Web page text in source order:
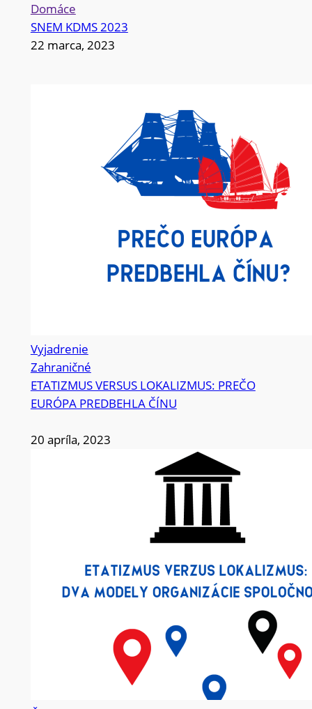
Domáce
SNEM KDMS 2023
22 marca, 2023
Vyjadrenie
Zahraničné
ETATIZMUS VERSUS LOKALIZMUS: PREČO
EURÓPA PREDBEHLA ČÍNU
20 apríla, 2023